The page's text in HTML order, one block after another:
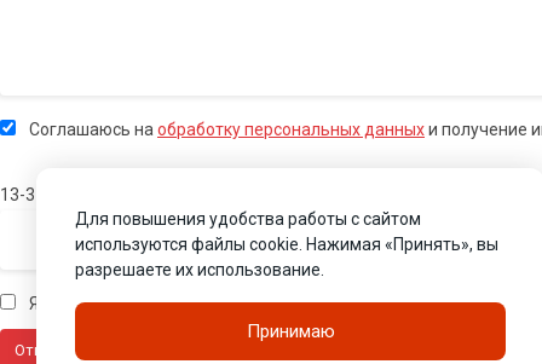
Соглашаюсь наобработку персональных данныхи получение
13-3
Я человек
Для повышения удобства работы с сайтом
используются файлы cookie. Нажимая «Принять», вы
разрешаете их использование.
Принимаю